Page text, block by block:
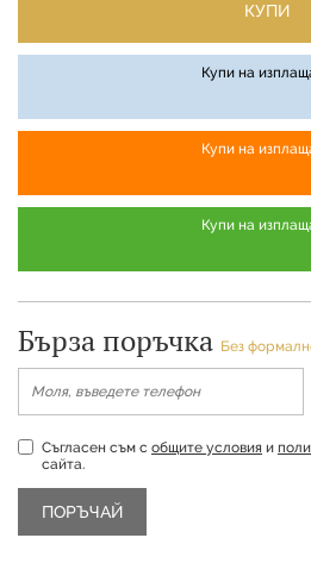
КУПИ
Купи на
Купи на
Купи на
Бърза поръчка Без
Съгласен съм с общите условия и
сайта.